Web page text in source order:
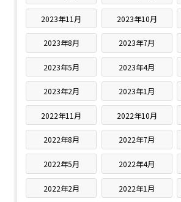
2023年11月 2023年10月
2023年8月 2023年7月
2023年5月 2023年4月
2023年2月 2023年1月
2022年11月 2022年10月
2022年8月 2022年7月
2022年5月 2022年4月
2022年2月 2022年1月